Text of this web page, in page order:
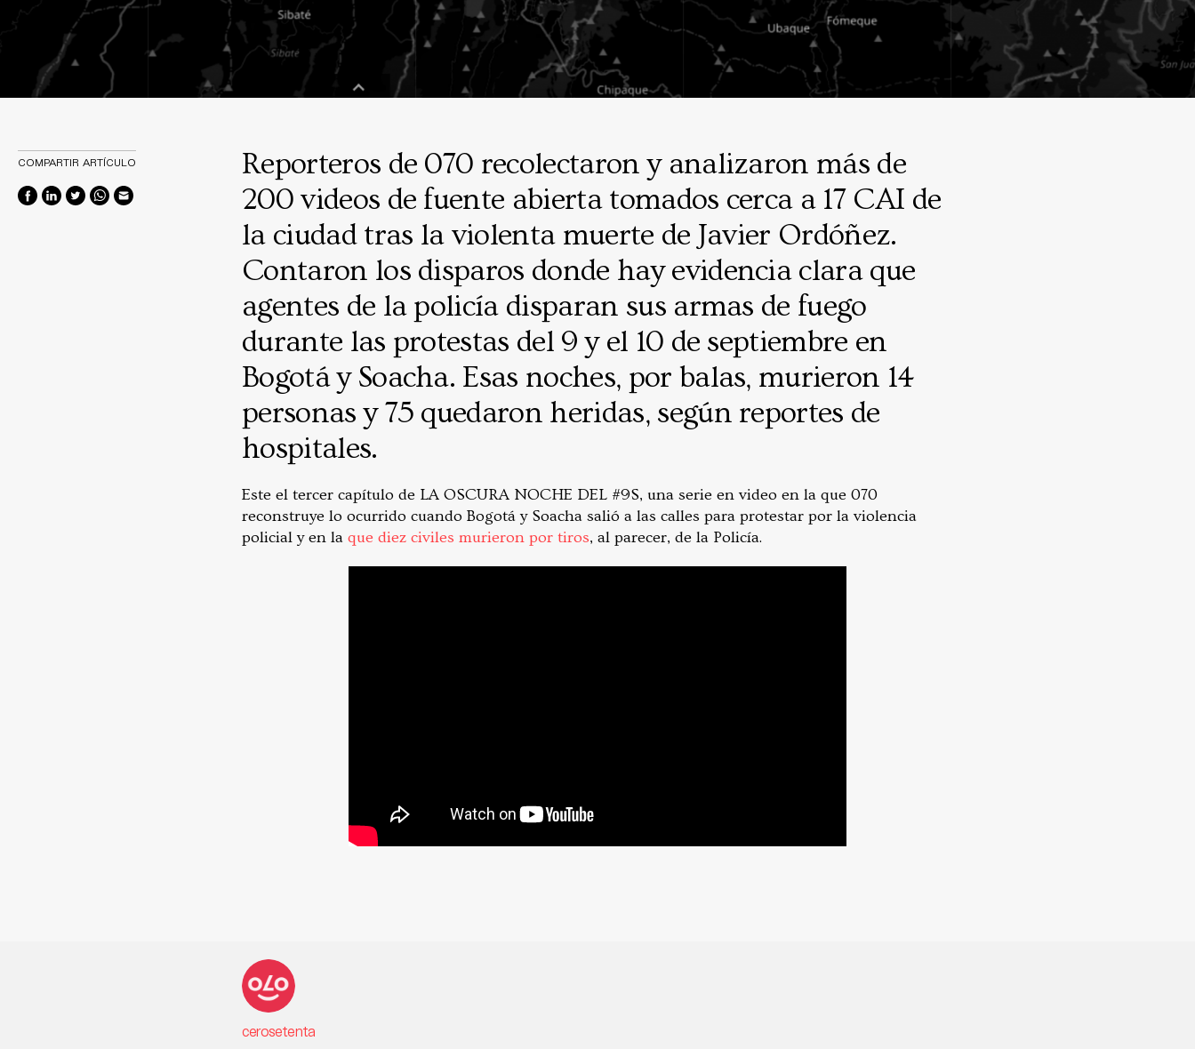
Reporteros de 070 recolectaron y analizaron más de
200 videos de fuente abierta tomados cerca a 17 CAI de
la ciudad tras la violenta muerte de Javier Ordóñez.
Contaron los disparos donde hay evidencia clara que
agentes de la policía disparan sus armas de fuego
durante las protestas del 9 y el 10 de septiembre en
Bogotá y Soacha. Esas noches, por balas, murieron 14
personas y 75 quedaron heridas, según reportes de
hospitales.
Este el tercer capítulo de LA OSCURA NOCHE DEL #9S, una serie en video en la que 070
reconstruye lo ocurrido cuando Bogotá y Soacha salió a las calles para protestar por la violencia
policial y en la que diez civiles murieron por tiros, al parecer, de la Policía.
COMPARTIR ARTÍCULO
cerosetenta